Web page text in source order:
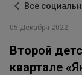
Все
05 Декабря 2022
Второй
квартале